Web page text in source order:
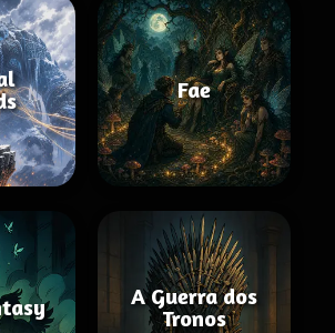
Fae
A Guerra dos
Tronos